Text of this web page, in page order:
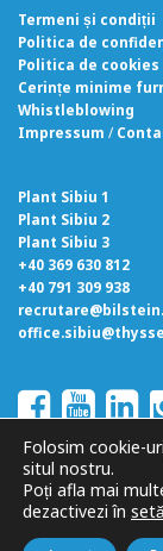
Termeni și condiții
Politica de
Politica de cookies
Cerințe minime
Whistleblowing
Impressum /
Plant Sibiu 1
Plant Sibiu 2
Plant Sibiu 3
+40 369 630 812
+40 791 309 938
© Copyright 2026
Folosim cookie-
situl nostru.
Poți afla mai
dezactivezi în